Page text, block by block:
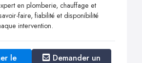
en plomberie, chauffage et
faire, fiabilité et disponibilité
intervention.
le
Demander un